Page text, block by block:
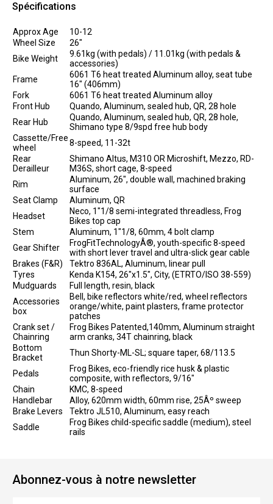
Spécifications
Approx Age
10-12
Wheel Size
26"
Bike Weight
9.61kg (with pedals) / 11.01kg (with pedals &
accessories)
Frame
6061 T6 heat treated Aluminum alloy, seat tube
16" (406mm)
Fork
6061 T6 heat treated Aluminum alloy
Front Hub
Quando, Aluminum, sealed hub, QR, 28 hole
Rear Hub
Quando, Aluminum, sealed hub, QR, 28 hole,
Shimano type 8/9spd free hub body
Cassette/Free
wheel
8-speed, 11-32t
Rear
Derailleur
Shimano Altus, M310 OR Microshift, Mezzo, RD-
M36S, short cage, 8-speed
Rim
Aluminum, 26", double wall, machined braking
surface
Seat Clamp
Aluminum, QR
Headset
Neco, 1"1/8 semi-integrated threadless, Frog
Bikes top cap
Stem
Aluminum, 1"1/8, 60mm, 4 bolt clamp
Gear Shifter
FrogFitTechnologyÂ®, youth-specific 8-speed
with short lever travel and ultra-slick gear cable
Brakes (F&R)
Tektro 836AL, Aluminum, linear pull
Tyres
Kenda K154, 26"x1.5", City, (ETRTO/ISO 38-559)
Mudguards
Full length, resin, black
Accessories
box
Bell, bike reflectors white/red, wheel reflectors
orange/white, paint plasters, frame protector
patches
Crank set /
Chainring
Frog Bikes Patented,140mm, Aluminum straight
arm cranks, 34T chainring, black
Bottom
Bracket
Thun Shorty-ML-SL; square taper, 68/113.5
Pedals
Frog Bikes, eco-friendly rice husk & plastic
composite, with reflectors, 9/16"
Chain
KMC, 8-speed
Handlebar
Alloy, 620mm width, 60mm rise, 25Âº sweep
Brake Levers
Tektro JL510, Aluminum, easy reach
Saddle
Frog Bikes child-specific saddle (medium), steel
rails
Abonnez-vous à notre newsletter